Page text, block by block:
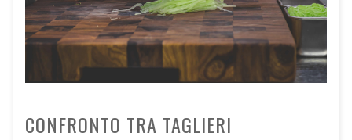
CONFRONTO TRA TAGLIERI